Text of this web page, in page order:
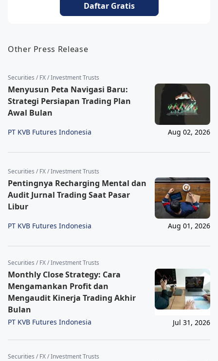
Daftar Gratis
Other Press Release
Securities / FX / Investment Trusts
Menyusun Peta Navigasi Baru:
Strategi Persiapan Trading Plan
Awal Bulan
PT KVB Futures Indonesia Aug 02, 2026
Securities / FX / Investment Trusts
Pentingnya Recharging Mental dan
Audit Jurnal Trading Saat Pasar
Libur
PT KVB Futures Indonesia Aug 01, 2026
Securities / FX / Investment Trusts
Monthly Close Strategy: Cara
Mengamankan Profit dan
Mengaudit Kinerja Trading Akhir
Bulan
PT KVB Futures Indonesia Jul 31, 2026
Securities / FX / Investment Trusts